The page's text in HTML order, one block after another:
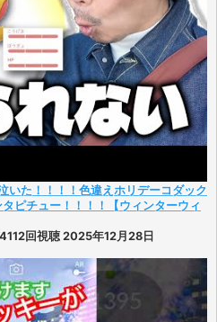
いた！！！！色違えホリデーコダック
ピチュー！！！！【ウィンターウィ
回視聴 2025年12月28日